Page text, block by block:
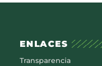
ENLACES
Transparencia